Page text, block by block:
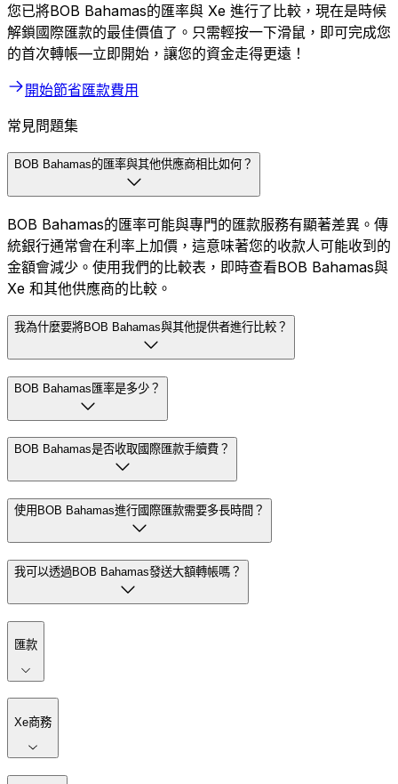
您已將BOB Bahamas的匯率與 Xe 進行了比較，現在是時候
解鎖國際匯款的最佳價值了。只需輕按一下滑鼠，即可完成您
的首次轉帳—立即開始，讓您的資金走得更遠！
開始節省匯款費用
常見問題集
BOB Bahamas的匯率與其他供應商相比如何？
BOB Bahamas的匯率可能與專門的匯款服務有顯著差異。傳
統銀行通常會在利率上加價，這意味著您的收款人可能收到的
金額會減少。使用我們的比較表，即時查看BOB Bahamas與
Xe 和其他供應商的比較。
我為什麼要將BOB Bahamas與其他提供者進行比較？
BOB Bahamas匯率是多少？
BOB Bahamas是否收取國際匯款手續費？
使用BOB Bahamas進行國際匯款需要多長時間？
我可以透過BOB Bahamas發送大額轉帳嗎？
匯款
Xe商務